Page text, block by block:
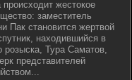
происходит жестокое
заместитель
Пак становится жертвой
находившийся в
розыска, Тура Саматов,
представителей